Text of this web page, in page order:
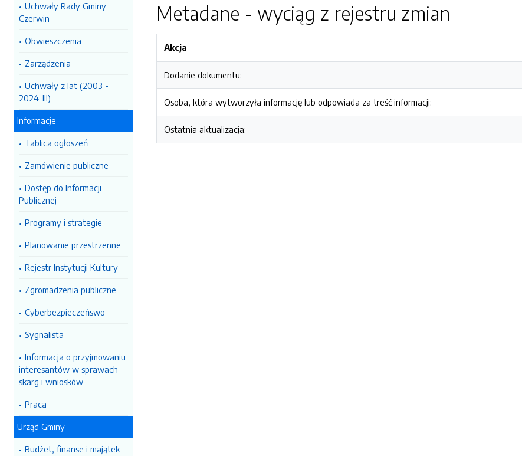
Uchwały Rady Gminy
Czerwin
Obwieszczenia
Zarządzenia
Uchwały z lat (2003 -
2024-III)
Informacje
Tablica ogłoszeń
Zamówienie publiczne
Dostęp do Informacji
Publicznej
Programy i strategie
Planowanie przestrzenne
Rejestr Instytucji Kultury
Zgromadzenia publiczne
Cyberbezpieczeńswo
Sygnalista
Informacja o przyjmowaniu
interesantów w sprawach
skarg i wniosków
Praca
Urząd Gminy
Budżet, finanse i majątek
Metadane - wyciąg z rejestru zmian
Akcja
Dodanie dokumentu:
Osoba, która wytworzyła informację lub odpowiada za treść informacji:
Ostatnia aktualizacja: